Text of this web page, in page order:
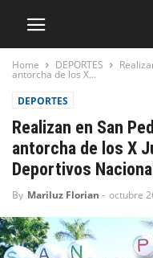
Home DEPORTES
antorcha de los X...
DEPORTES
Realizan en San
antorcha de los X
Deportivos
By Mariluz Florian - octubre